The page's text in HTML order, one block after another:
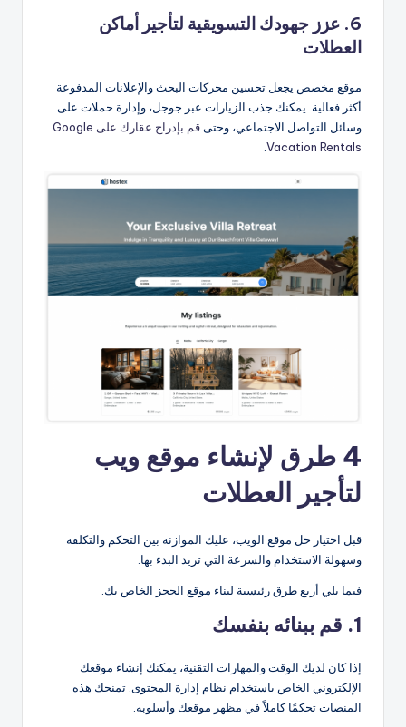
6. عزز جهودك التسويقية لتأجير أماكن
العطلات
موقع مخصص يجعل تحسين محركات البحث والإعلانات المدفوعة
أكثر فعالية. يمكنك جذب الزيارات عبر جوجل، وإدارة حملات على
وسائل التواصل الاجتماعي، وحتى
قم بإدراج عقارك على Google
Vacation Rentals
.
4 طرق لإنشاء موقع ويب
لتأجير العطلات
قبل اختيار حل موقع الويب، عليك الموازنة بين التحكم والتكلفة
وسهولة الاستخدام والسرعة التي تريد البدء بها.
فيما يلي أربع طرق رئيسية لبناء موقع الحجز الخاص بك.
1. قم ببنائه بنفسك
إذا كان لديك الوقت والمهارات التقنية، يمكنك إنشاء موقعك
الإلكتروني الخاص باستخدام نظام إدارة المحتوى. تمنحك هذه
المنصات تحكمًا كاملاً في مظهر موقعك وأسلوبه.